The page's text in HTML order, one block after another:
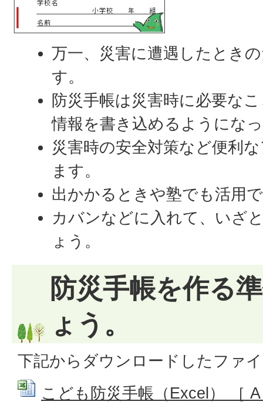
万一、災害に遭遇したとき
す。
防災手帳は災害時に必要な
情報を書き込めるようにな
災害時の安全対策など便利
ます。
出かかるときや塾でも活用
カバンなどに入れて、いざ
ょう。
防災手帳を作る
ょう。
下記からダウンロードしたファ
こども防災手帳（Excel） ［